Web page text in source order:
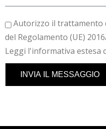
Autorizzo il trattamento
del Regolamento (UE)
Leggi l'informativa estesa
INVIA IL MESSAGGIO